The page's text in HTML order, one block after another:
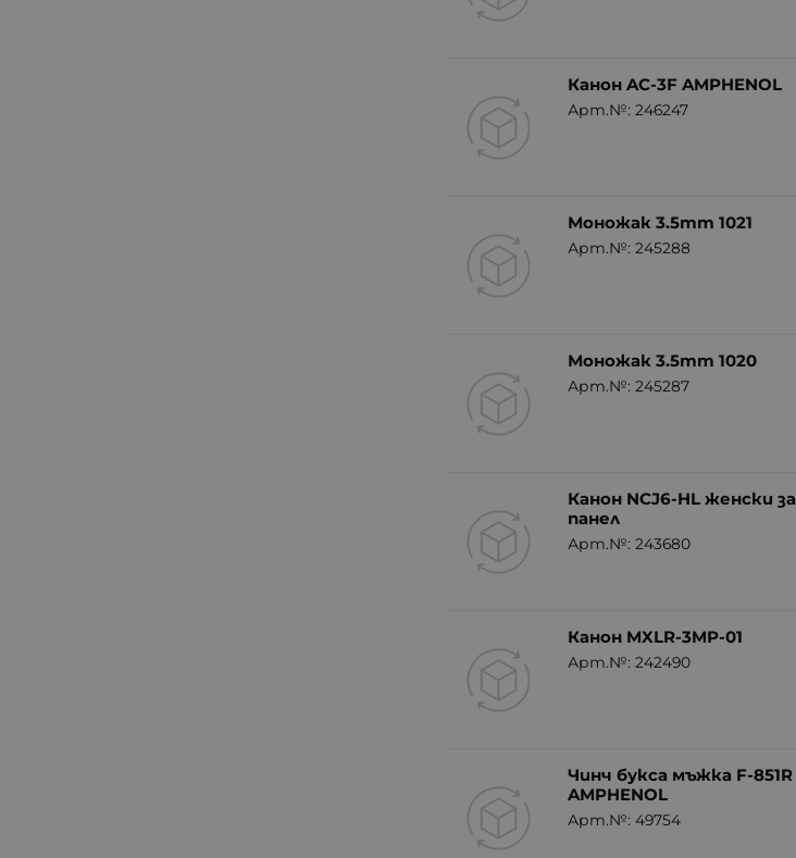
Канон AC-3F AMPHENOL
Арт.№: 246247
Моножак 3.5mm 1021
Арт.№: 245288
Моножак 3.5mm 1020
Арт.№: 245287
Канон NCJ6-HL женски за
панел
Арт.№: 243680
Канон MXLR-3MP-01
Арт.№: 242490
Чинч букса мъжка F-851R
AMPHENOL
Арт.№: 49754